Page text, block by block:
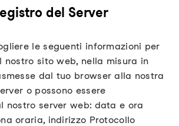
del Server
le seguenti informazioni per
nostro sito web, nella misura in
dal tuo browser alla nostra
o possono essere
nostro server web: data e ora
oraria, indirizzo Protocollo